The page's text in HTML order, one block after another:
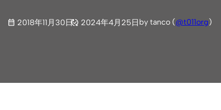
2018年11月30日 2024年4月25日 by tanco (@t011org)